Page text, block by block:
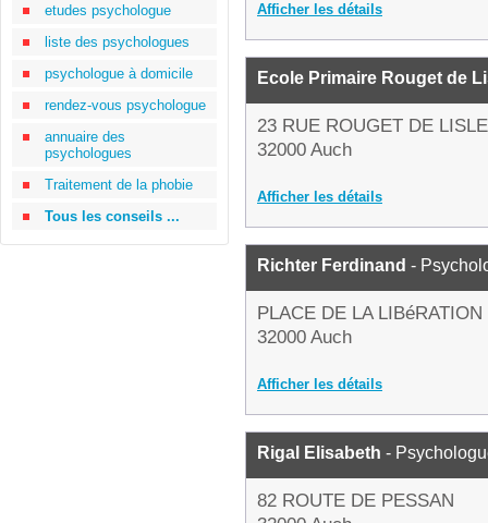
etudes psychologue
liste des psychologues
psychologue à domicile
rendez-vous psychologue
annuaire des
psychologues
Traitement de la phobie
Tous les conseils ...
Afficher les détails
Ecole Primaire Rouget de
23 RUE ROUGET DE LISLE
32000 Auch
Afficher les détails
Richter Ferdinand -
PLACE DE LA LIBéRATION
32000 Auch
Afficher les détails
Rigal Elisabeth -
82 ROUTE DE PESSAN